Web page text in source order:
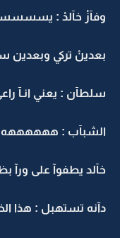
وفآزْ خآلدْ :
بعدينْ تركي وبعدين
سلطآن : يعني انـآ
الشبآب : ههههههه
خآلد يطفوآ على ورآ
دآنه تستهبل : هذا